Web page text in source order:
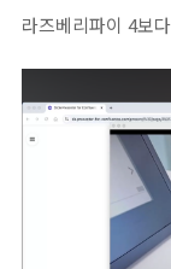
라즈베리파이 4보